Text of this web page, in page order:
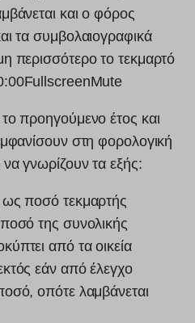
και ο φόρος
τα συμβολαιογραφικά
περισσότερο το τεκμαρτό
προηγούμενο έτος και
στη φορολογική
γνωρίζουν τα εξής:
ποσό τεκμαρτής
της συνολικής
από τα οικεία
εάν από έλεγχο
οπότε λαμβάνεται